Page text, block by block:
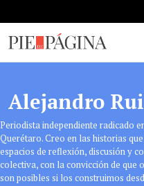
Alejandro
Periodista independiente radicado
Querétaro. Creo en las historias
espacios de reflexión, discusión y
colectiva, con la convicción de que
son posibles si los construimos